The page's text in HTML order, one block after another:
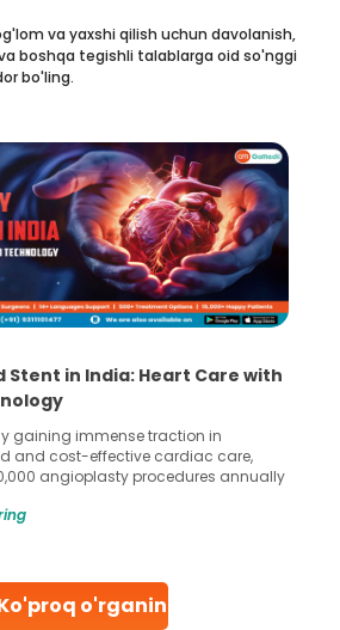
o'rganing
va yaxshi qilish uchun davolanish,
boshqa tegishli talablarga oid so'nggi
bo'ling.
for Effective Human Sperm
Methods
and processing are critical steps
techniques like In Vitro
intrauterine insemination (IUI). These
achieve their dream of
the